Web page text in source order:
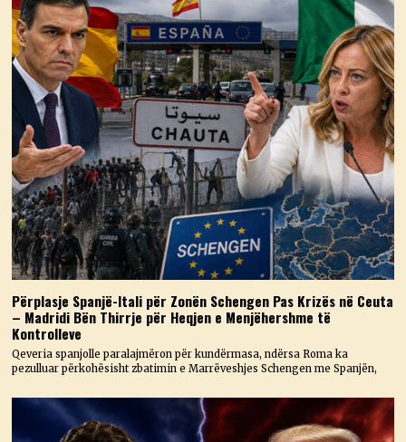
Përplasje Spanjë-Itali për Zonën Schengen Pas Krizës në Ceuta
– Madridi Bën Thirrje për Heqjen e Menjëhershme të
Kontrolleve
Qeveria spanjolle paralajmëron për kundërmasa, ndërsa Roma ka
pezulluar përkohësisht zbatimin e Marrëveshjes Schengen me Spanjën,